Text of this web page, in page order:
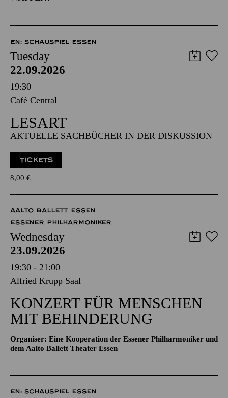
EN: SCHAUSPIEL ESSEN
Tuesday
22.09.2026
19:30
Café Central
LESART
AKTUELLE SACHBÜCHER IN DER DISKUSSION
TICKETS
8,00 €
AALTO BALLETT ESSEN
ESSENER PHILHARMONIKER
Wednesday
23.09.2026
19:30 - 21:00
Alfried Krupp Saal
KONZERT FÜR MENSCHEN
MIT BEHINDERUNG
Organiser: Eine Kooperation der Essener Philharmoniker und
dem Aalto Ballett Theater Essen
EN: SCHAUSPIEL ESSEN